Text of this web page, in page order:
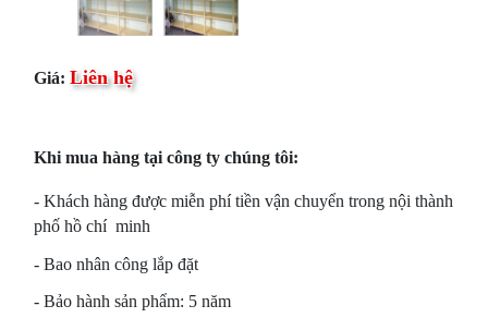
Giá: Liên hệ
Khi mua hàng tại công ty chúng tôi:
- Khách hàng được miễn phí tiền vận chuyển trong nội thành
phố hồ chí minh
- Bao nhân công lắp đặt
- Bảo hành sản phẩm: 5 năm